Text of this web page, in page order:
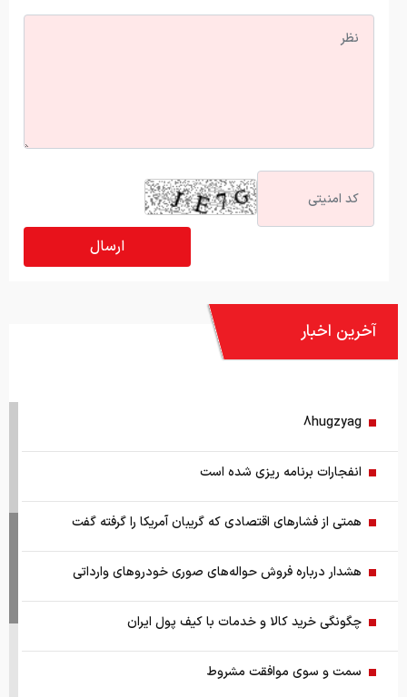
آخرین اخبار
8hugzyag
انفجارات برنامه ریزی شده است
همتی از فشارهای اقتصادی که گریبان آمریکا را گرفته گفت
هشدار درباره فروش حواله‌های صوری خودروهای وارداتی
چگونگی خرید کالا و خدمات با کیف پول ایران
سمت و سوی موافقت مشروط